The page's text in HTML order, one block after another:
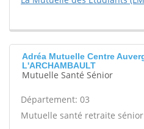
Adréa Mutuelle Centre
L'ARCHAMBAULT
Mutuelle Santé Sénior
Département: 03
Mutuelle santé retraite sénior